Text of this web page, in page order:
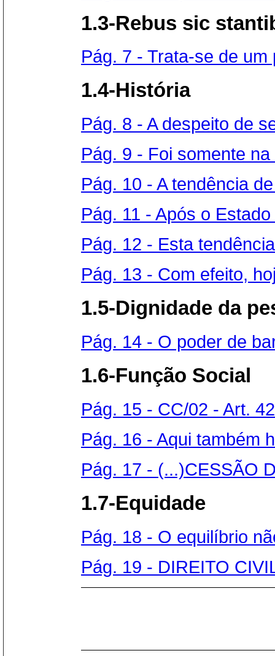
1.3-Rebus sic
Pág. 7 - Trata-se de um
1.4-História
Pág. 8 - A despeito de
Pág. 9 - Foi somente
Pág. 10 - A tendência
Pág. 11 - Após o
Pág. 12 - Esta
Pág. 13 - Com efeito,
1.5-Dignidade da
Pág. 14 - O poder de
1.6-Função Social
Pág. 15 - CC/02 - Art.
Pág. 16 - Aqui também
Pág. 17 - (...)CESSÃO
1.7-Equidade
Pág. 18 - O equilíbrio
Pág. 19 - DIREITO